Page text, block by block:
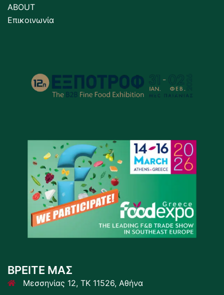
ABOUT
Επικοινωνία
ΒΡΕΙΤΕ ΜΑΣ
Μεσσηνίας 12, ΤΚ 11526, Αθήνα